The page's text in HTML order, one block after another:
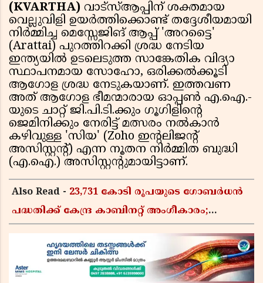
(KVARTHA) വാട്‌സ്ആപ്പിന് ശക്തമായ
വെല്ലുവിളി ഉയർത്തിക്കൊണ്ട് തദ്ദേശീയമായി
നിർമ്മിച്ച മെസ്സേജിങ് ആപ്പ് 'അറട്ടൈ'
(Arattai) പുറത്തിറക്കി ശ്രദ്ധ നേടിയ
ഇന്ത്യയിൽ ഉടലെടുത്ത സാങ്കേതിക വിദ്യാ
സ്ഥാപനമായ സോഹോ, ഒരിക്കൽക്കൂടി
ആഗോള ശ്രദ്ധ നേടുകയാണ്. ഇത്തവണ
അത് ആഗോള ഭീമന്മാരായ ഓപ്പൺ എ.ഐ.-
യുടെ ചാറ്റ് ജി.പി.ടി.ക്കും ഗൂഗിളിന്റെ
ജെമിനിക്കും നേരിട്ട് മത്സരം നൽകാൻ
കഴിവുള്ള 'സിയ' (Zoho ഇന്റലിജന്റ്
അസിസ്റ്റന്റ്) എന്ന നൂതന നിർമ്മിത ബുദ്ധി
(എ.ഐ.) അസിസ്റ്റന്റുമായിട്ടാണ്.
Also Read - 23,731 കോടി രൂപയുടെ ഗോബർധൻ
പദ്ധതിക്ക് കേന്ദ്ര കാബിനറ്റ് അംഗീകാരം;